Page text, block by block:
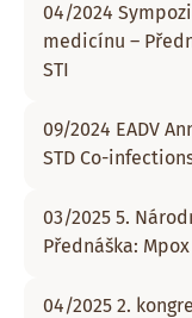
04/2024
medicínu –
STI
09/2024 EADV
STD Co-
03/2025 5.
Přednáška: Mpox
04/2025 2.